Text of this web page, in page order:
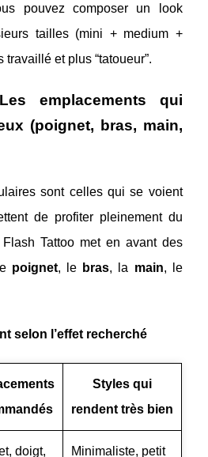
pouvez composer un look
tailles (mini + medium +
et plus “tatoueur”.
emplacements qui
(poignet, bras, main,
sont celles qui se voient
de profiter pleinement du
Tattoo met en avant des
poignet, le bras, la main, le
selon l’effet recherché
Styles qui
rendent très bien
doigt,
Minimaliste, petit